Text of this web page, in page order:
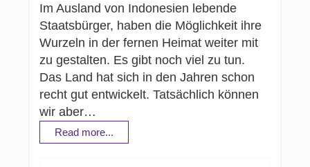
Im Ausland von Indonesien lebende
Staatsbürger, haben die Möglichkeit ihre
Wurzeln in der fernen Heimat weiter mit
zu gestalten. Es gibt noch viel zu tun.
Das Land hat sich in den Jahren schon
recht gut entwickelt. Tatsächlich können
wir aber…
Read more...